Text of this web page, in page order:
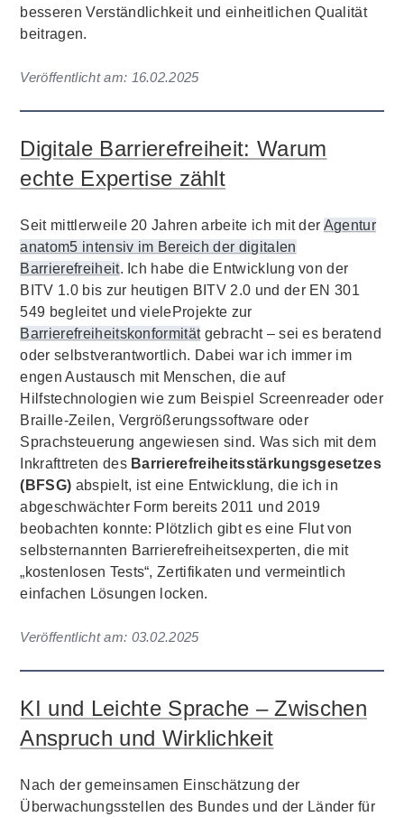
besseren Verständlichkeit und einheitlichen Qualität
beitragen.
Veröffentlicht am: 16.02.2025
Digitale Barrierefreiheit: Warum
echte Expertise zählt
Seit mittlerweile 20 Jahren arbeite ich mit der Agentur
anatom5 intensiv im Bereich der digitalen
Barrierefreiheit. Ich habe die Entwicklung von der
BITV 1.0 bis zur heutigen BITV 2.0 und der EN 301
549 begleitet und vieleProjekte zur
Barrierefreiheitskonformitätgebracht – sei es beratend
oder selbstverantwortlich. Dabei war ich immer im
engen Austausch mit Menschen, die auf
Hilfstechnologien wie zum Beispiel Screenreader oder
Braille-Zeilen, Vergrößerungssoftware oder
Sprachsteuerung angewiesen sind. Was sich mit dem
Inkrafttreten des Barrierefreiheitsstärkungsgesetzes
(BFSG) abspielt, ist eine Entwicklung, die ich in
abgeschwächter Form bereits 2011 und 2019
beobachten konnte: Plötzlich gibt es eine Flut von
selbsternannten Barrierefreiheitsexperten, die mit
„kostenlosen Tests“, Zertifikaten und vermeintlich
einfachen Lösungen locken.
Veröffentlicht am: 03.02.2025
KI und Leichte Sprache – Zwischen
Anspruch und Wirklichkeit
Nach der gemeinsamen Einschätzung der
Überwachungsstellen des Bundes und der Länder für